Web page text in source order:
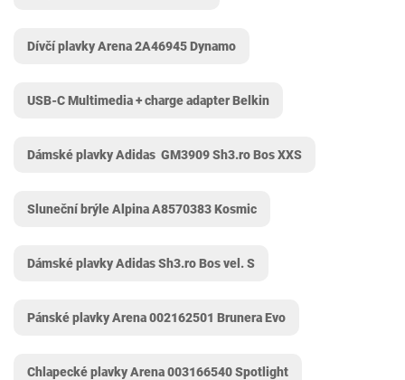
Dívčí plavky Arena 2A46945 Dynamo
USB-C Multimedia + charge adapter Belkin
Dámské plavky Adidas ‎ GM3909 Sh3.ro Bos XXS
Sluneční brýle Alpina A8570383 Kosmic
Dámské plavky Adidas Sh3.ro Bos vel. S
Pánské plavky Arena 002162501 Brunera Evo
Chlapecké plavky Arena 003166540 Spotlight